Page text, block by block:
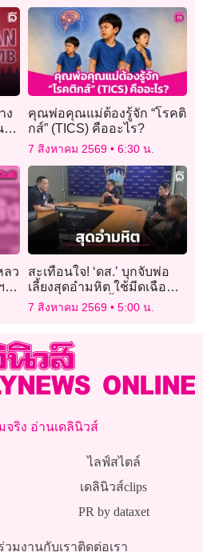
ง
ะ
คุณพ่อคุณแม่ต้องรู้จัก “โรคติ
กส์” (TICS) คืออะไร?
7 สิงหาคม 2569 6:30 น.
ลว
สะเทือนใจ! ‘ดส.’ บุกจับพ่อ
เลี้ยงสุดอํามหิต ใช้มีดเฉือน
อวัยวะเพศลูกเลี้ยงวัย 3 ขวบ
7 สิงหาคม 2569 5:00 น.
จริง อ่านเดลินิวส์
ไลฟ์สไตล์
เดลินิวส์clips
PR by dataxet
วมงานกับเราติดต่อเรา